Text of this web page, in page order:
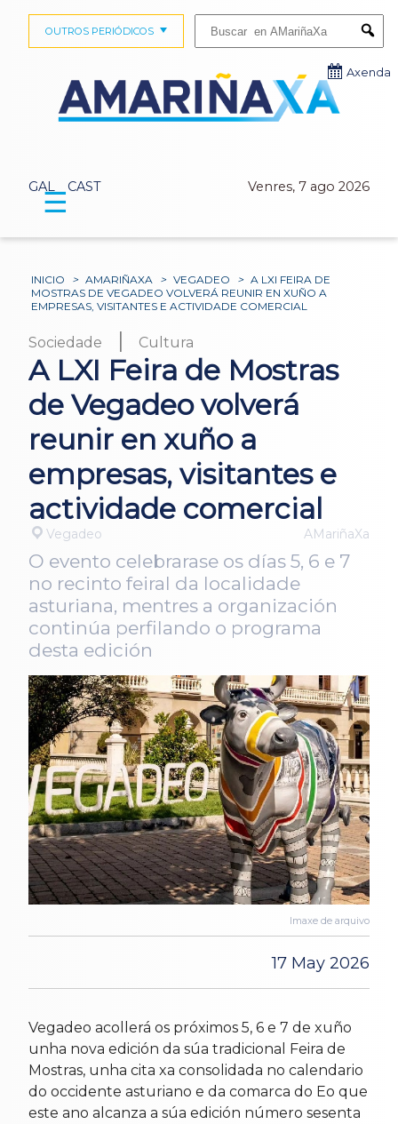
GAL CAST Venres, 7 ago 2026
OUTROS PERIÓDICOS
Axenda
☰
INICIO > AMARIÑAXA > VEGADEO > A LXI FEIRA DE
MOSTRAS DE VEGADEO VOLVERÁ REUNIR EN XUÑO A
EMPRESAS, VISITANTES E ACTIVIDADE COMERCIAL
Sociedade | Cultura
A LXI Feira de Mostras
de Vegadeo volverá
reunir en xuño a
empresas, visitantes e
actividade comercial
Vegadeo AMariñaXa
O evento celebrarase os días 5, 6 e 7
no recinto feiral da localidade
asturiana, mentres a organización
continúa perfilando o programa
desta edición
Imaxe de arquivo
17 May 2026
Vegadeo acollerá os próximos 5, 6 e 7 de xuño
unha nova edición da súa tradicional Feira de
Mostras, unha cita xa consolidada no calendario
do occidente asturiano e da comarca do Eo que
este ano alcanza a súa edición número sesenta